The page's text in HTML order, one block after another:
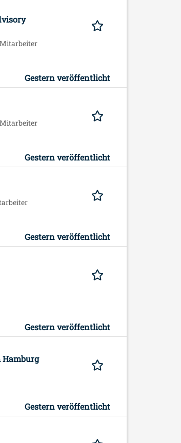
Gestern veröffentlicht
Gestern veröffentlicht
Gestern veröffentlicht
Gestern veröffentlicht
Gestern veröffentlicht